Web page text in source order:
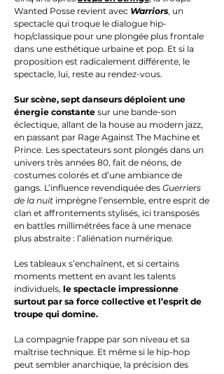
Wanted Posse revient avec Warriors, un
spectacle qui troque le dialogue hip-
hop/classique pour une plongée plus frontale
dans une esthétique urbaine et pop. Et si la
proposition est radicalement différente, le
spectacle, lui, reste au rendez-vous.
Sur scène, sept danseurs déploient une
énergie constante sur une bande-son
éclectique, allant de la house au modern jazz,
en passant par Rage Against The Machine et
Prince. Les spectateurs sont plongés dans un
univers très années 80, fait de néons, de
costumes colorés et d’une ambiance de
gangs. L’influence revendiquée des Guerriers
de la nuit imprègne l’ensemble, entre esprit de
clan et affrontements stylisés, ici transposés
en battles millimétrées face à une menace
plus abstraite : l’aliénation numérique.
Les tableaux s’enchaînent, et si certains
moments mettent en avant les talents
individuels, le spectacle impressionne
surtout par sa force collective et l’esprit de
troupe qui domine.
La compagnie frappe par son niveau et sa
maîtrise technique. Et même si le hip-hop
peut sembler anarchique, la précision des